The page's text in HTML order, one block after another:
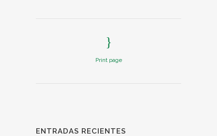
Print page
ENTRADAS RECIENTES